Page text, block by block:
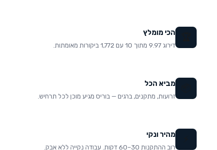
הכי מומלץ
דירוג 9.97 מתוך 10 עם 1,772 ביקורות מאומתות.
מביא הכל
זרועות, מתקנים, ברגים — בוריס מגיע מוכן לכל תרחיש.
מהיר ונקי
רוב ההתקנות 30–60 דקות. עבודה נקייה ללא אבק.